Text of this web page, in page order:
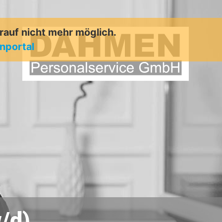
nicht mehr möglich.